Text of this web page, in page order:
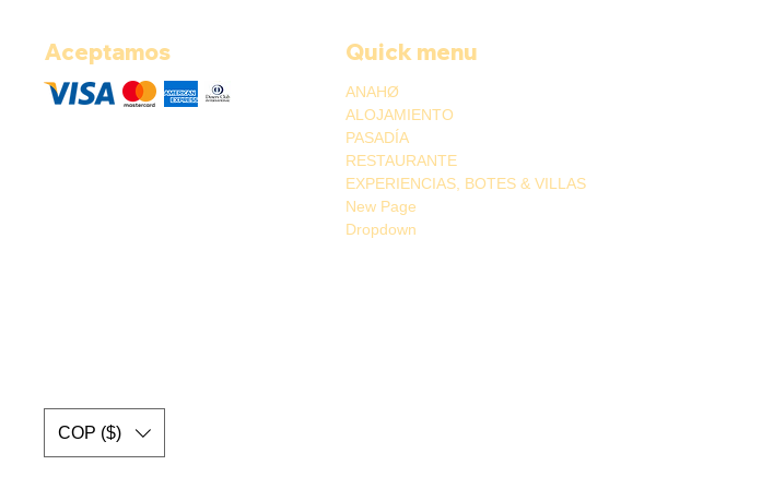
Aceptamos Quick menu
ANAHØ
ALOJAMIENTO
PASADÍA
RESTAURANTE
EXPERIENCIAS, BOTES & VILLAS
New Page
Dropdown
COP ($)